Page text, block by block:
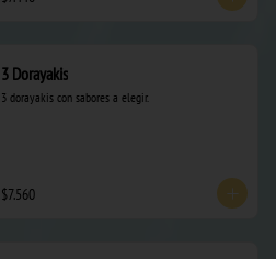
3 Dorayakis
3 dorayakis con sabores a elegir.
$7.560